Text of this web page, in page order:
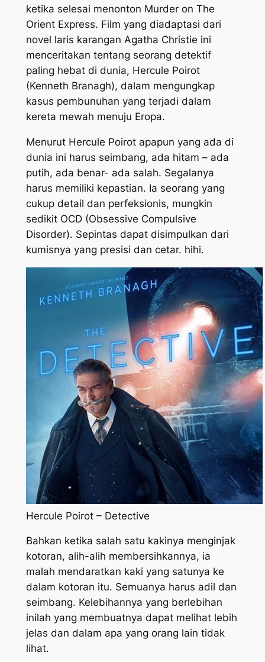
ketika selesai menonton Murder on The
Orient Express. Film yang diadaptasi dari
novel laris karangan Agatha Christie ini
menceritakan tentang seorang detektif
paling hebat di dunia, Hercule Poirot
(Kenneth Branagh), dalam mengungkap
kasus pembunuhan yang terjadi dalam
kereta mewah menuju Eropa.
Menurut Hercule Poirot apapun yang ada di
dunia ini harus seimbang, ada hitam – ada
putih, ada benar- ada salah. Segalanya
harus memiliki kepastian. Ia seorang yang
cukup detail dan perfeksionis, mungkin
sedikit OCD (Obsessive Compulsive
Disorder). Sepintas dapat disimpulkan dari
kumisnya yang presisi dan cetar. hihi.
Hercule Poirot – Detective
Bahkan ketika salah satu kakinya menginjak
kotoran, alih-alih membersihkannya, ia
malah mendaratkan kaki yang satunya ke
dalam kotoran itu. Semuanya harus adil dan
seimbang. Kelebihannya yang berlebihan
inilah yang membuatnya dapat melihat lebih
jelas dan dalam apa yang orang lain tidak
lihat.